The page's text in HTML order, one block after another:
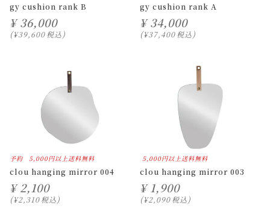
gy cushion rank B
¥ 36,000
¥39,600税込
gy cushion rank A
¥ 34,000
¥37,400税込
予約 5,000円以上送料無料
clou hanging mirror 004
¥ 2,100
¥2,310税込
5,000円以上送料無料
clou hanging mirror 003
¥ 1,900
¥2,090税込